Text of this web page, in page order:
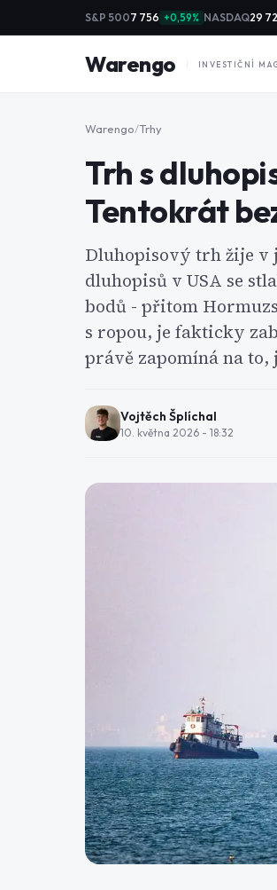
S&P 5007 756 +0,59% NASDAQ29
Warengo INVESTIČNÍ
Warengo/Trhy
Trh s
Tentokrát
Dluhopisový trh žije
dluhopisů v USA se
bodů - přitom
s ropou, je fakticky
právě zapomíná na to,
Vojtěch Šplíchal
10. května 2026 - 18:32